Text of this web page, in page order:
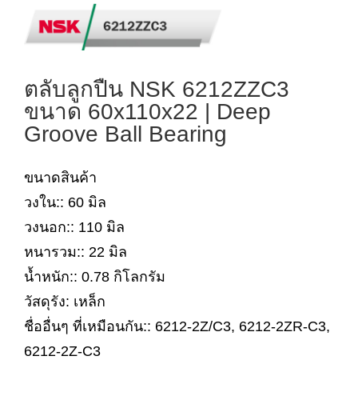
ตลับลูกปืน NSK 6212ZZC3
ขนาด 60x110x22 | Deep
Groove Ball Bearing
ขนาดสินค้า
วงใน:: 60 มิล
วงนอก:: 110 มิล
หนารวม:: 22 มิล
น้ำหนัก:: 0.78 กิโลกรัม
วัสดุรัง: เหล็ก
ชื่ออื่นๆ ที่เหมือนกัน:: 6212-2Z/C3, 6212-2ZR-C3,
6212-2Z-C3